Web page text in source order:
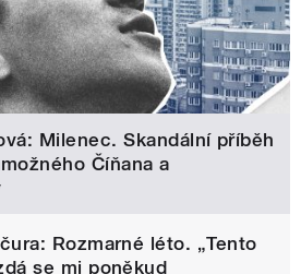
Milenec. Skandální příběh
Číňana a
Rozmarné léto. „Tento
se mi poněkud